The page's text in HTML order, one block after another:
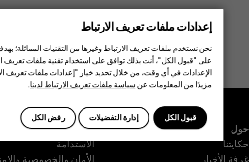
حول
حكايتنا
غرفة الأخبار
Planet and people
الاستدامة
الأمان والخصوصية
إعدادات ملفات تعريف الارتباط
نحن نستخدم ملفات تعريف الارتباط وغيرها من التقنيات
على "قبول الكل"، أنت بذلك توافق على استخدام تقنية ملفات تعريف
الإعدادات في أي وقت، من خلال تحديد خيار "إعدادات ملفات
مزيدًا من المعلومات عنسياسة ملفات تعريف الارتباط لدينا.
رفض الكل إدارة التفضيلات قبول الكل